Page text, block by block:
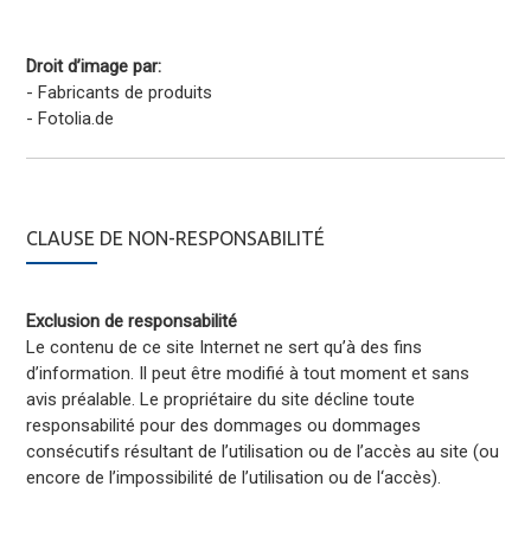
Droit d’image par:
- Fabricants de produits
- Fotolia.de
CLAUSE DE NON-RESPONSABILITÉ
Exclusion de responsabilité
Le contenu de ce site Internet ne sert qu’à des fins
d’information. Il peut être modifié à tout moment et sans
avis préalable. Le propriétaire du site décline toute
responsabilité pour des dommages ou dommages
consécutifs résultant de l’utilisation ou de l’accès au site (ou
encore de l’impossibilité de l’utilisation ou de l‘accès).